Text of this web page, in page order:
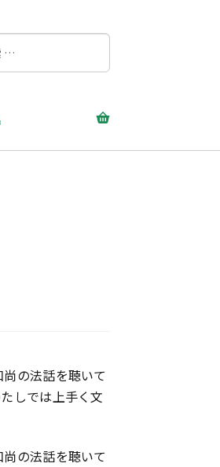
の法話を聴いて
しでは上手く文
の法話を聴いて